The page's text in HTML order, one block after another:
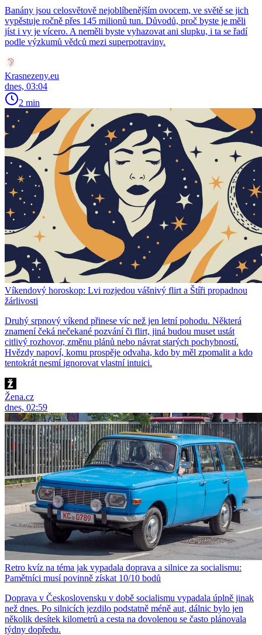
Banány jsou celosvětově nejoblíbenějším ovocem, ve světě se jich
vypěstuje ročně přes 145 milionů tun. Důvodů, proč byste je měli
jíst i vy je vícero. A neměli byste vyhazovat ani slupku, i ta se řadí
podle výzkumů vědců mezi superpotraviny.
Krasnezeny.eu
dnes, 03:04
2 min
Víkendový horoskop: Lvi rozjedou vášnivý flirt a Štíři propadnou
žárlivosti
Druhý srpnový víkend přinese víc než jen letní pohodu. Některá
znamení čeká nečekané pozvání či flirt, jiná budou muset ustát
citlivý rozhovor, změnu plánů nebo návrat starých pochybností.
Hvězdy napoví, komu prospěje odvaha, kdo by měl zpomalit a kdo
tentokrát nesmí ignorovat vlastní intuici.
Žena.cz
dnes, 02:59
Retro kvíz na téma jak vypadala doprava a silnice za socialismu:
Pamětníci musí povinně získat 10/10 bodů
Doprava v Československu v době socialismu vypadala úplně jinak
než dnes. Po silnicích jezdilo podstatně méně aut, dálnic bylo jen
několik desítek kilometrů a cesta na dovolenou se často plánovala
týdny dopředu.